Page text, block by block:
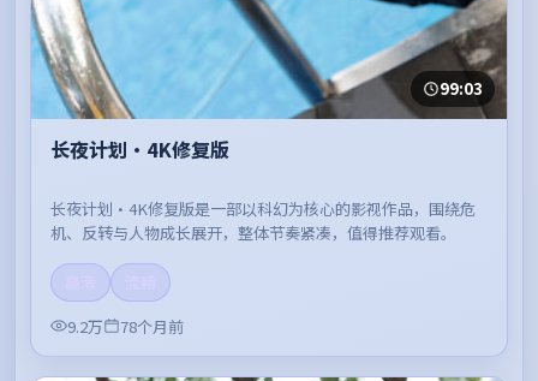
99:03
长夜计划·4K修复版
长夜计划·4K修复版是一部以科幻为核心的影视作品，围绕危
机、反转与人物成长展开，整体节奏紧凑，值得推荐观看。
9.2万
78个月前